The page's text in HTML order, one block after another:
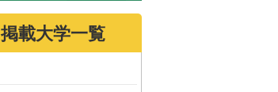
掲載大学一覧